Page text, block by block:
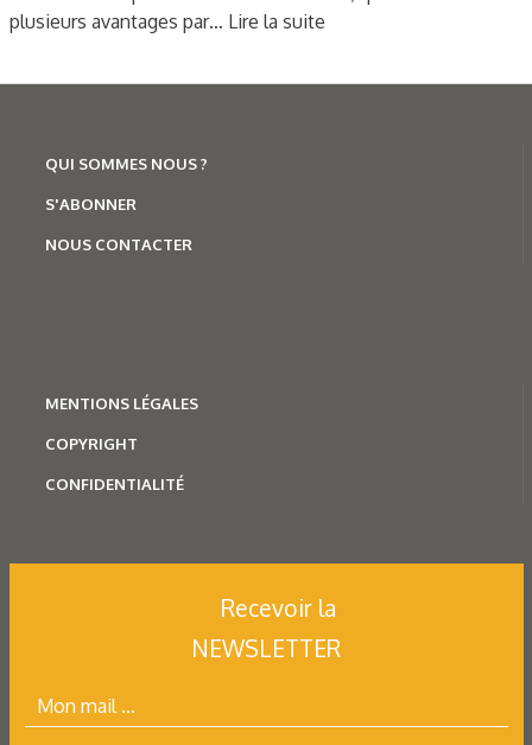
plusieurs avantages par… Lire la suite
QUI SOMMES NOUS ?
S'ABONNER
NOUS CONTACTER
MENTIONS LÉGALES
COPYRIGHT
CONFIDENTIALITÉ
Recevoir la
NEWSLETTER